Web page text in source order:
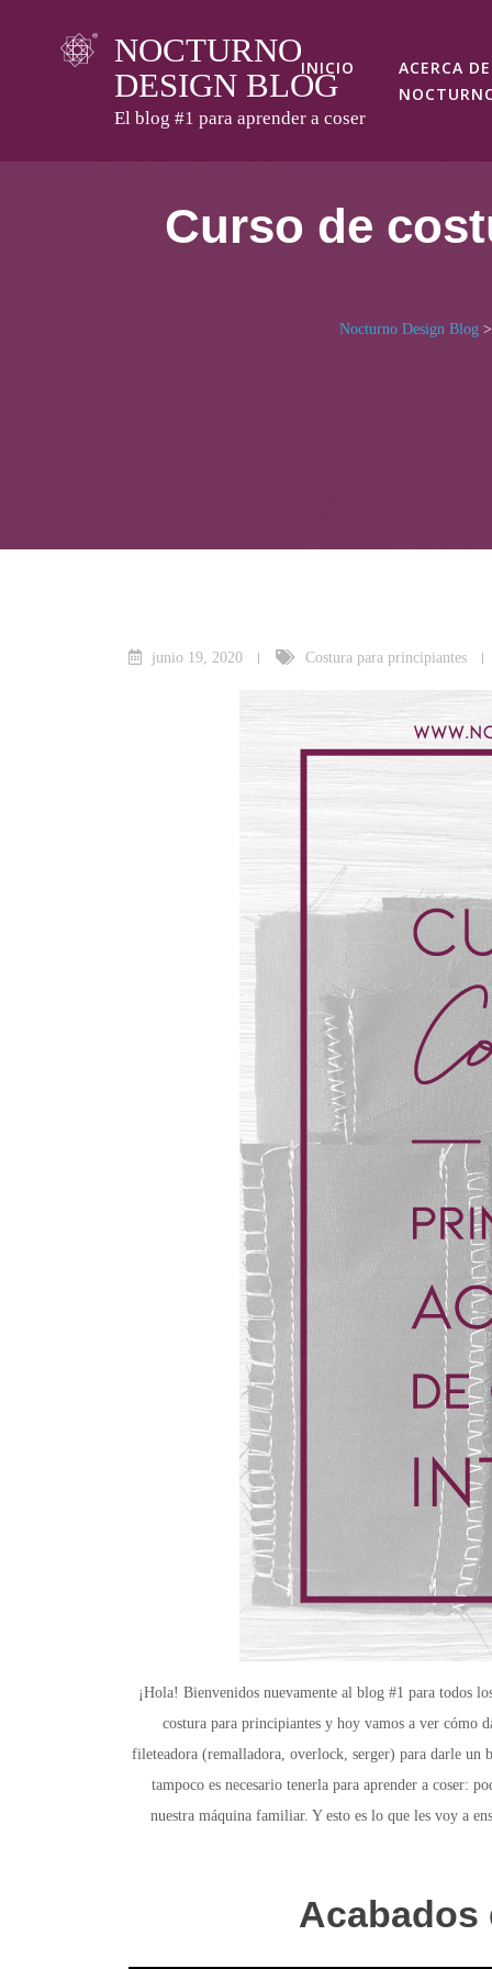
NOCTURNO
DESIGN BLOG
El blog #1 para aprender a coser
INICIO
ACERCA DE
Curso de
Nocturno Design Blog
junio 19, 2020 Costura para principiantes
¡Hola! Bienvenidos nuevamente al blog #1 para todos
costura para principiantes y hoy vamos a ver cómo
fileteadora (remalladora, overlock, serger) para darle un
tampoco es necesario tenerla para aprender a coser:
nuestra máquina familiar. Y esto es lo que les voy a
Acabados